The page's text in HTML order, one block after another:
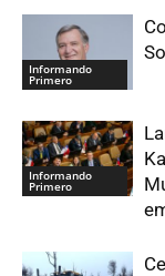
Informando
Primero
Informando
Primero